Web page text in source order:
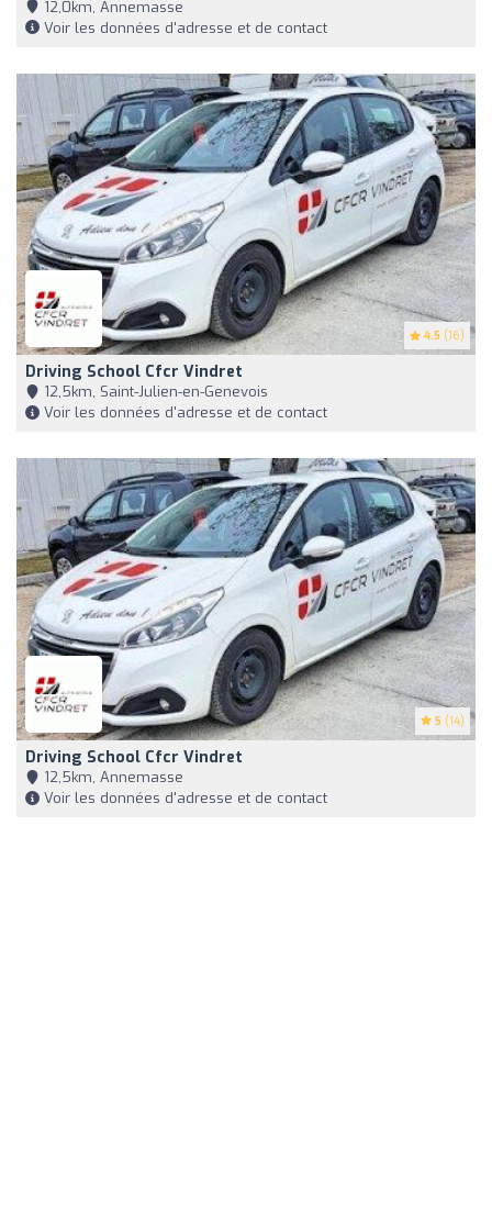
12,0km, Annemasse
Voir les données d'adresse et de contact
4.5 (16)
Driving School Cfcr Vindret
12,5km, Saint-Julien-en-Genevois
Voir les données d'adresse et de contact
5 (14)
Driving School Cfcr Vindret
12,5km, Annemasse
Voir les données d'adresse et de contact